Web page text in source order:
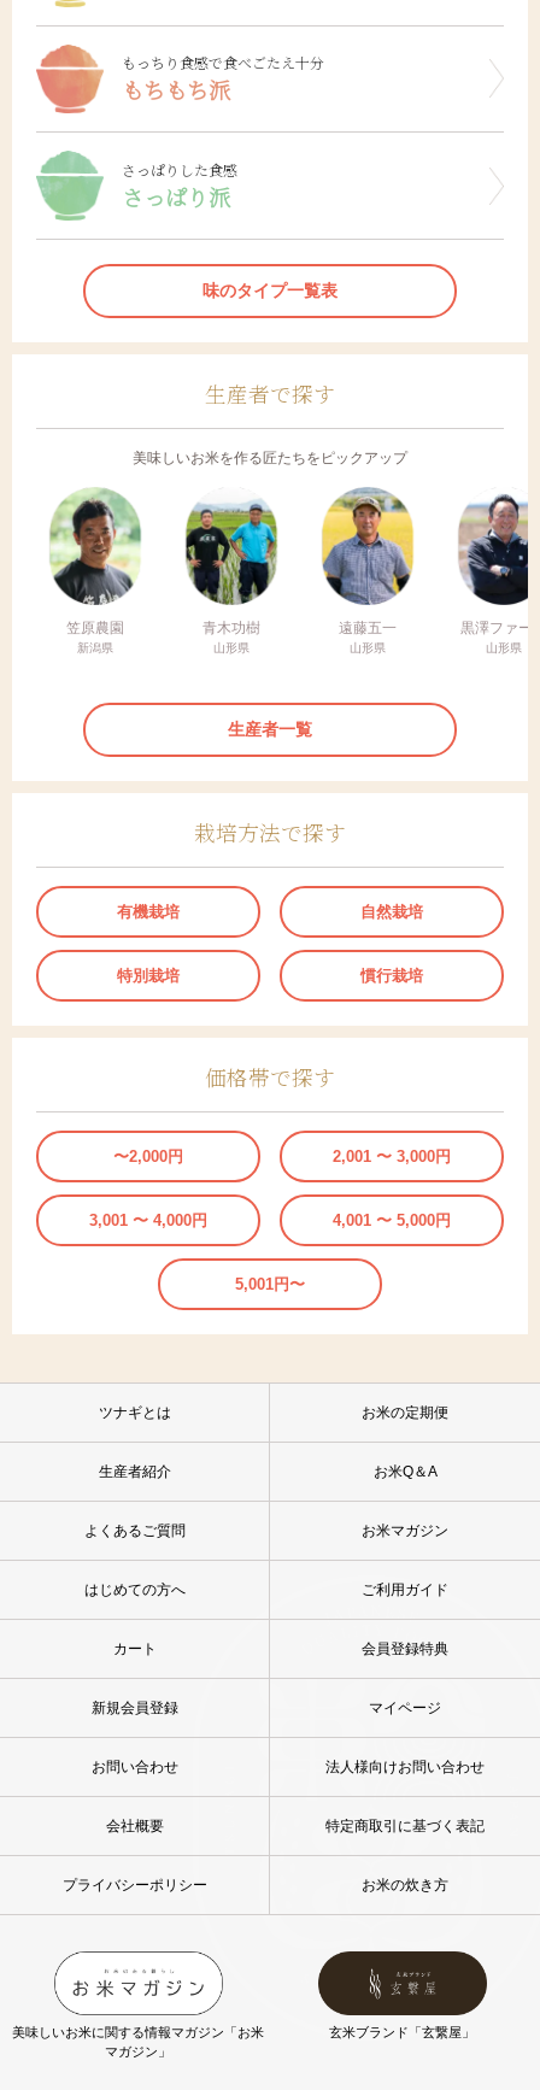
もっちり食感で食べごたえ十分
もちもち派
さっぱりした食感
さっぱり派
味のタイプ一覧表
生産者で探す
美味しいお米を作る匠たちをピックアップ
笠原農園
新潟県
青木功樹
山形県
遠藤五一
山形県
黒澤ファー
山形県
生産者一覧
栽培方法で探す
有機栽培 自然栽培
特別栽培 慣行栽培
価格帯で探す
〜2,000円 2,001 〜 3,000円
3,001 〜 4,000円 4,001 〜 5,000円
5,001円〜
ツナギとは お米の定期便
生産者紹介 お米Q＆A
よくあるご質問 お米マガジン
はじめての方へ ご利用ガイド
カート 会員登録特典
新規会員登録 マイページ
お問い合わせ 法人様向けお問い合わせ
会社概要 特定商取引に基づく表記
プライバシーポリシー お米の炊き方
美味しいお米に関する情報マガジン「お米
マガジン」
玄米ブランド「玄繋屋」